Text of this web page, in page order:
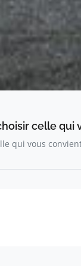
celle qui
qui vous